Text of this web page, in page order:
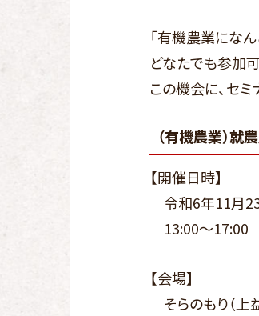
「有機農業にな
どなたでも参加
この機会に、セ
（有機農業）就
【開催日時】
令和6年11月23
13:00～17:00
【会場】
そらのもり（上